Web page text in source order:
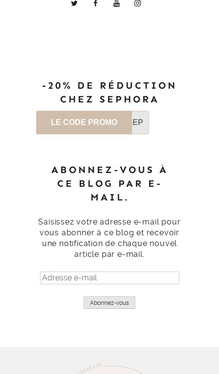
-20% DE RÉDUCTION
CHEZ SEPHORA
LE CODE PROMO SEP
ABONNEZ-VOUS À
CE BLOG PAR E-
MAIL.
Saisissez votre adresse e-mail pour
vous abonner à ce blog et recevoir
une notification de chaque nouvel
article par e-mail.
Adresse
e-
Abonnez-vous